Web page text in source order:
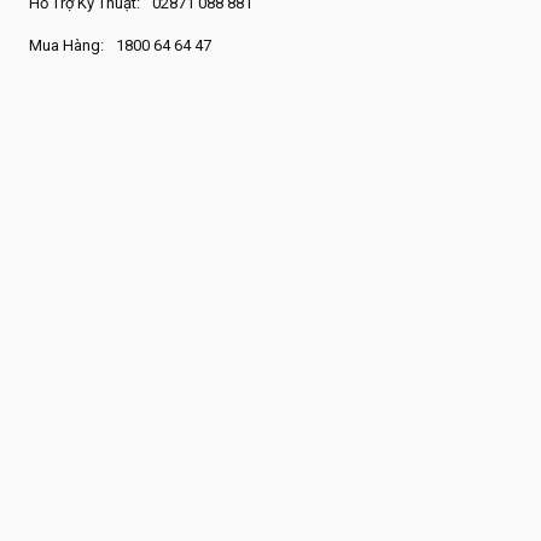
Mua Hàng: 1800 64 64 47